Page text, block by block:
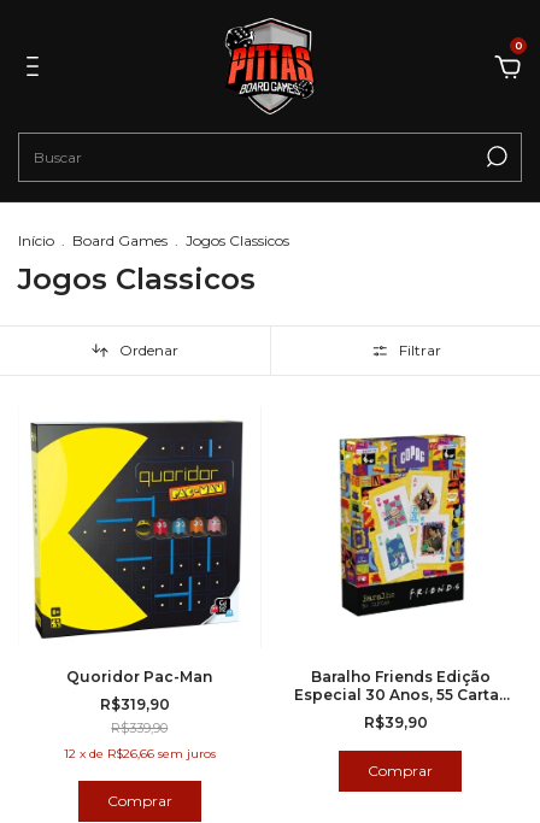
0
Início . Board Games . Jogos Classicos
Jogos Classicos
Ordenar Filtrar
Quoridor Pac-Man
R$319,90
R$339,90
12 x de R$26,66 sem juros
Baralho Friends Edição
Especial 30 Anos, 55 Cartas
(copag)
R$39,90